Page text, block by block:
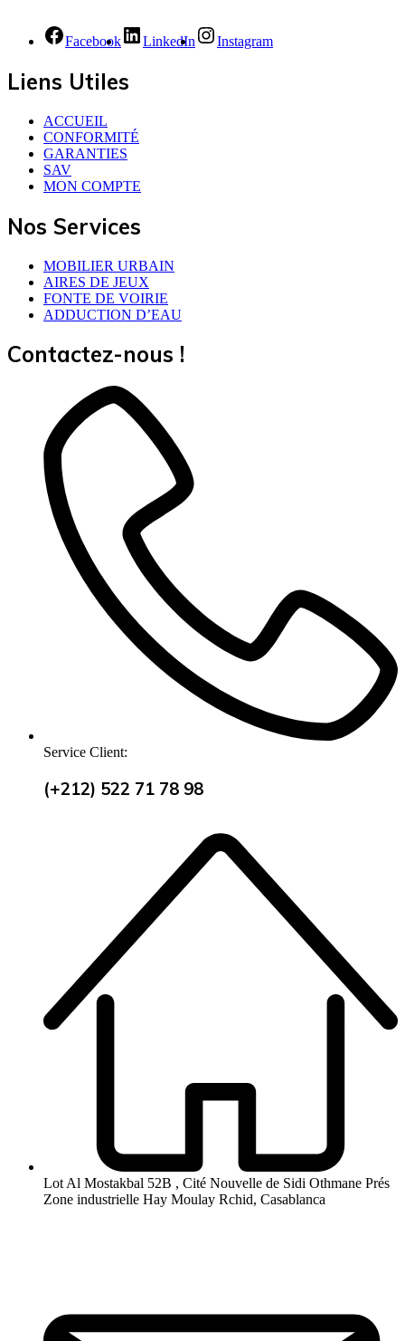
Facebook LinkedIn Instagram
Liens Utiles
ACCUEIL
CONFORMITÉ
GARANTIES
SAV
MON COMPTE
Nos Services
MOBILIER URBAIN
AIRES DE JEUX
FONTE DE VOIRIE
ADDUCTION D’EAU
Contactez-nous !
Service Client:
(+212) 522 71 78 98
Lot Al Mostakbal 52B , Cité Nouvelle de Sidi Othmane Prés
Zone industrielle Hay Moulay Rchid, Casablanca